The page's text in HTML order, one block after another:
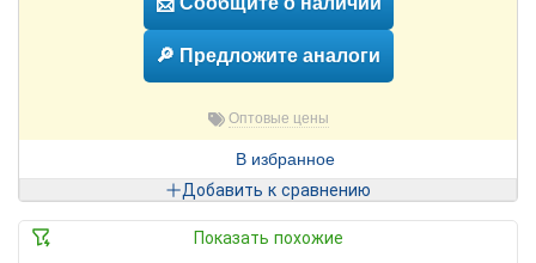
🔎 Предложите аналоги
Оптовые цены
В избранное
Добавить к сравнению
Показать похожие